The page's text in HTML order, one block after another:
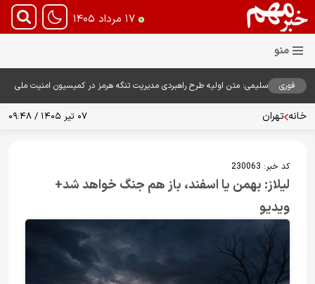
۱۷ مرداد ۱۴۰۵
فوری
سلیمی: متن اولیه طرح راهبردی مدیریت تنگه هرمز در کمیسیون امنیت ملی
خانه تهران ۰۷ تیر ۱۴۰۵ / ۰۹:۴۸
کد خبر: 230063
لیلاز: بهمن یا اسفند، باز هم جنگ خواهد شد+
ویدیو